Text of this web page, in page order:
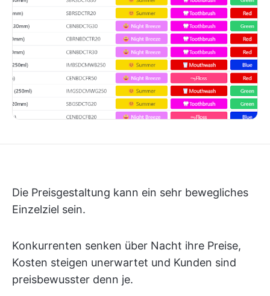
Die Preisgestaltung kann ein sehr bewegliches
Einzelziel sein.
Konkurrenten senken über Nacht ihre Preise,
Kosten steigen unerwartet und Kunden sind
preisbewusster denn je.